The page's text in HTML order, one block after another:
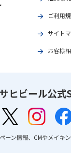
ご利用
サイト
お客様
ヒビール公式
ーン情報、CMやメイキ